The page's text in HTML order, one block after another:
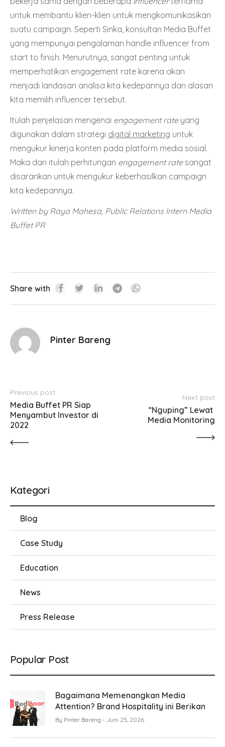
untuk membantu klien-klien untuk mengkomunikasikan
suatu campaign. Seperti Sinka, konsultan Media Buffet
yang mempunyai pengalaman handle influencer from
start to finish. Menurutnya, sangat penting untuk
memperhatikan engagement rate karena akan
menjadi landasan analisa kita kedepannya dan alasan
kita memilih influencer tersebut.
Itulah penjelasan mengenai engagement rateyang
digunakan dalam strategi digital marketing untuk
mengukur kinerja konten pada platform media sosial.
Maka dari itulah perhitungan engagement ratesangat
disarankan untuk mengukur keberhasilkan campaign
kita kedepannya.
Written by Raya Mahesa, Public Relations Intern Media
Buffet PR
Share with
Pinter Bareng
Previous post
Media Buffet PR Siap
Menyambut Investor di
2022
Next post
“Nguping” Lewat
Media Monitoring
Kategori
Blog
Case Study
Education
News
Press Release
Popular Post
Bagaimana Memenangkan Media
Attention? Brand Hospitality ini Berikan
By Pinter Bareng Juni 25, 2026